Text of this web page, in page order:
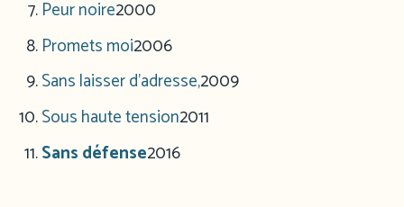
Peur noire2000
Promets moi2006
Sans laisser d’adresse,2009
Sous haute tension2011
Sans défense2016